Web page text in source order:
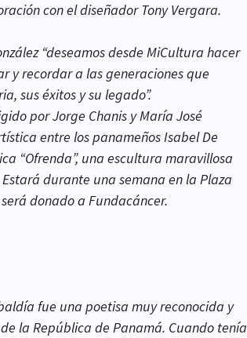
con el diseñador Tony Vergara.
“deseamos desde MiCultura hacer
y recordar a las generaciones que
sus éxitos y su legado”.
por Jorge Chanis y María José
entre los panameños Isabel De
“Ofrenda”, una escultura maravillosa
durante una semana en la Plaza
donado a Fundacáncer.
fue una poetisa muy reconocida y
la República de Panamá. Cuando tenía